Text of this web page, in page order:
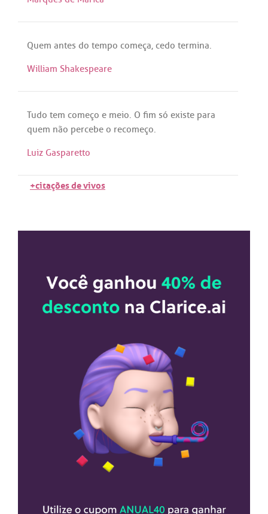
Quem antes do tempo começa, cedo termina.
William Shakespeare
Tudo tem começo e meio. O fim só existe para
quem não percebe o recomeço.
Luiz Gasparetto
+citações de vivos